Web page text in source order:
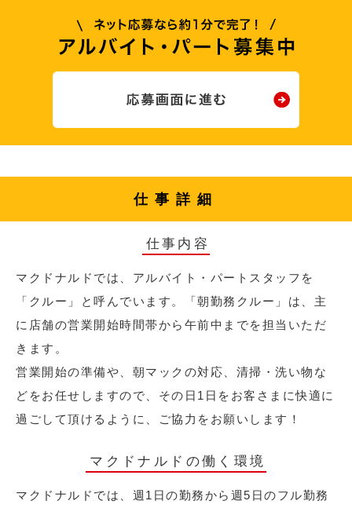
仕事詳細
仕事内容
マクドナルドでは、アルバイト・パートスタッフを
「クルー」と呼んでいます。「朝勤務クルー」は、主
に店舗の営業開始時間帯から午前中までを担当いただ
きます。
営業開始の準備や、朝マックの対応、清掃・洗い物な
どをお任せしますので、その日1日をお客さまに快適に
過ごして頂けるように、ご協力をお願いします！
マクドナルドの働く環境
マクドナルドでは、週1日の勤務から週5日のフル勤務